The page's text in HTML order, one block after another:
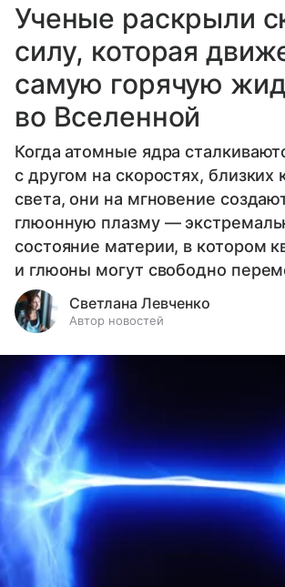
Ученые раскрыли
силу, которая
самую горячую
во Вселенной
Когда атомные ядра
с другом на скоростях, близких
света, они на мгновение
глюонную плазму —
состояние материи, в котором
и глюоны могут свободно
Светлана Левченко
Автор новостей